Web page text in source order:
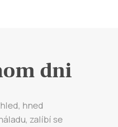
dni
hned
zalíbí se